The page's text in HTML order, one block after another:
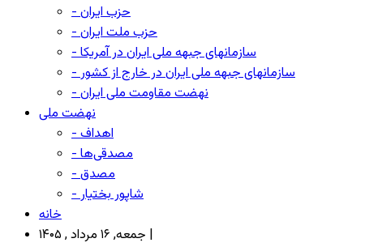
- حزب ایران
- حزب ملت ایران
- سازمانهای جبهه ملی ایران در آمریکا
- سازمانهای جبهه ملی ایران در خارج از کشور
- نهضت مقاومت ملی ایران
نهضت ملی
- اهداف
- مصدقی‌ها
- مصدق
- شاپور بختیار
خانه
جمعه, ۱۶ مرداد , ۱۴۰۵ |